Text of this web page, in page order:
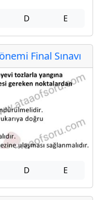
D E
Final Sınavı
D E